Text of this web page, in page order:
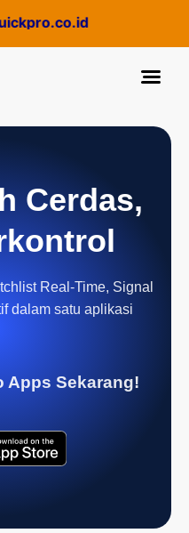
Cerdas,
Real-Time, Signal
dalam satu aplikasi
Apps Sekarang!